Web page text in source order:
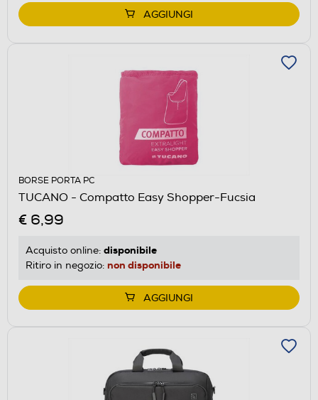
AGGIUNGI
BORSE PORTA PC
TUCANO - Compatto Easy Shopper-Fucsia
€ 6,99
Acquisto online: disponibile
Ritiro in negozio: non disponibile
AGGIUNGI